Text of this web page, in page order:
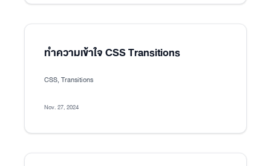
ทำความเข้าใจ CSS Transitions
CSS, Transitions
Nov. 27, 2024